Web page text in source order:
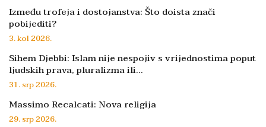
Između trofeja i dostojanstva: Što doista znači
pobijediti?
3. kol 2026.
Sihem Djebbi: Islam nije nespojiv s vrijednostima poput
ljudskih prava, pluralizma ili…
31. srp 2026.
Massimo Recalcati: Nova religija
29. srp 2026.